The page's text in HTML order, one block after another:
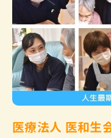
医療法人 医和生